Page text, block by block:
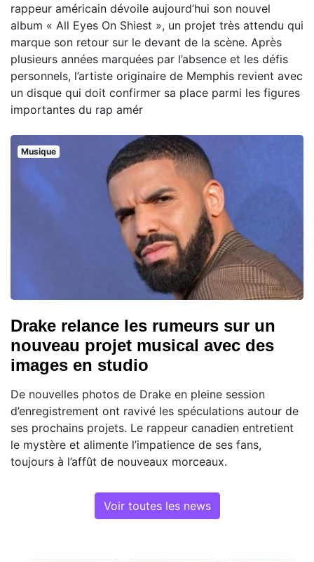
rappeur américain dévoile aujourd’hui son nouvel
album « All Eyes On Shiest », un projet très attendu qui
marque son retour sur le devant de la scène. Après
plusieurs années marquées par l’absence et les défis
personnels, l’artiste originaire de Memphis revient avec
un disque qui doit confirmer sa place parmi les figures
importantes du rap amér
Musique
Drake relance les rumeurs sur un
nouveau projet musical avec des
images en studio
De nouvelles photos de Drake en pleine session
d’enregistrement ont ravivé les spéculations autour de
ses prochains projets. Le rappeur canadien entretient
le mystère et alimente l’impatience de ses fans,
toujours à l’affût de nouveaux morceaux.
Voir toutes les news